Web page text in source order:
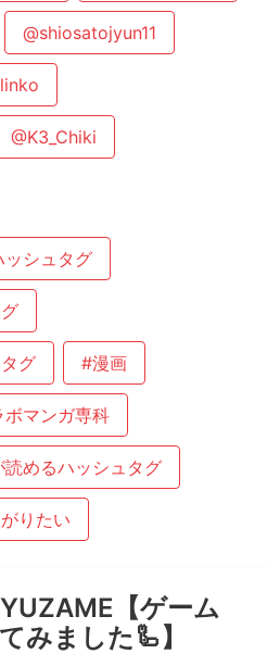
@shiosatojyun11
@K3_Chiki
シュタグ
グ #漫画
マンガ専科
めるハッシュタグ
りたい
【ゲーム
みました🦾】